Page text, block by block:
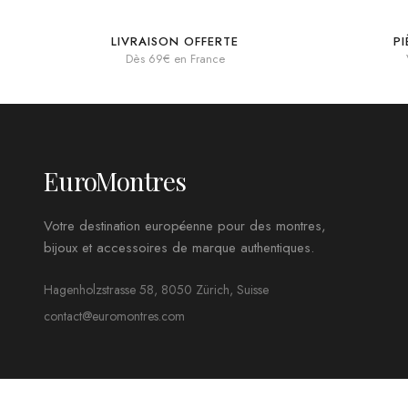
LIVRAISON OFFERTE
Dès 69€ en France
EuroMontres
Votre destination européenne pour des montres,
bijoux et accessoires de marque authentiques.
Hagenholzstrasse 58, 8050 Zürich, Suisse
contact@euromontres.com